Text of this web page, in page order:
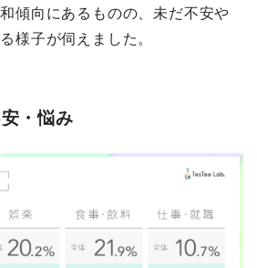
傾向にあるものの、未だ不安や
様子が伺えました。
・悩み